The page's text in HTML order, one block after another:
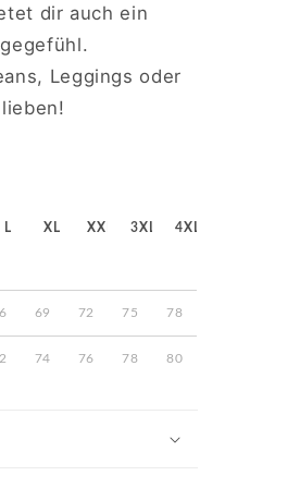
dir auch ein
Leggings oder
L XL XXL 3XL 4XL
69 72 75 78
74 76 78 80